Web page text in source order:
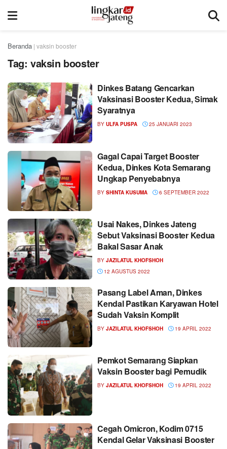
Beranda | vaksin booster
Tag: vaksin booster
Dinkes Batang Gencarkan
Vaksinasi Booster Kedua, Simak
Syaratnya
BY ULFA PUSPA 25 JANUARI 2023
Gagal Capai Target Booster
Kedua, Dinkes Kota Semarang
Ungkap Penyebabnya
BY SHINTA KUSUMA 6 SEPTEMBER 2022
Usai Nakes, Dinkes Jateng
Sebut Vaksinasi Booster Kedua
Bakal Sasar Anak
BY JAZILATUL KHOFSHOH
12 AGUSTUS 2022
Pasang Label Aman, Dinkes
Kendal Pastikan Karyawan Hotel
Sudah Vaksin Komplit
BY JAZILATUL KHOFSHOH 19 APRIL 2022
Pemkot Semarang Siapkan
Vaksin Booster bagi Pemudik
BY JAZILATUL KHOFSHOH 19 APRIL 2022
Cegah Omicron, Kodim 0715
Kendal Gelar Vaksinasi Booster